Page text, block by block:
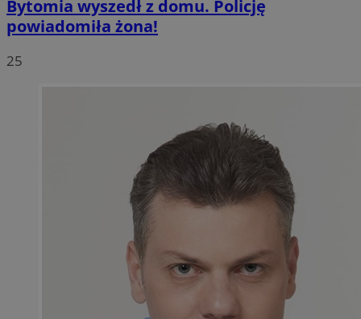
Bytomia wyszedł z domu. Policję
powiadomiła żona!
25